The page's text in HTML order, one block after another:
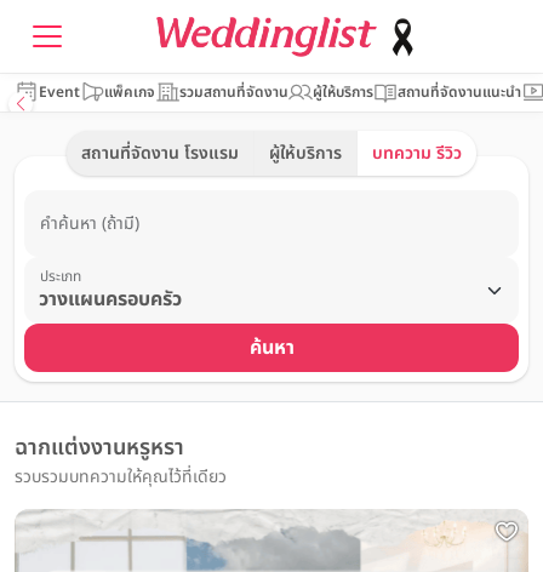
Event แพ็คเกจ รวมสถานที่จัดงาน ผู้ให้บริการ สถานที่จัดงานแนะนำ
สถานที่จัดงาน โรงแรม ผู้ให้บริการ บทความ รีวิว
คำค้นหา (ถ้ามี)
ประเภท
ค้นหา
ฉากแต่งงานหรูหรา
รวบรวมบทความให้คุณไว้ที่เดียว